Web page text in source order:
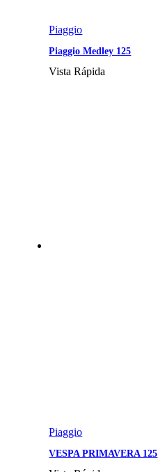
Piaggio
Piaggio Medley 125
Vista Rápida
Piaggio
VESPA PRIMAVERA 125